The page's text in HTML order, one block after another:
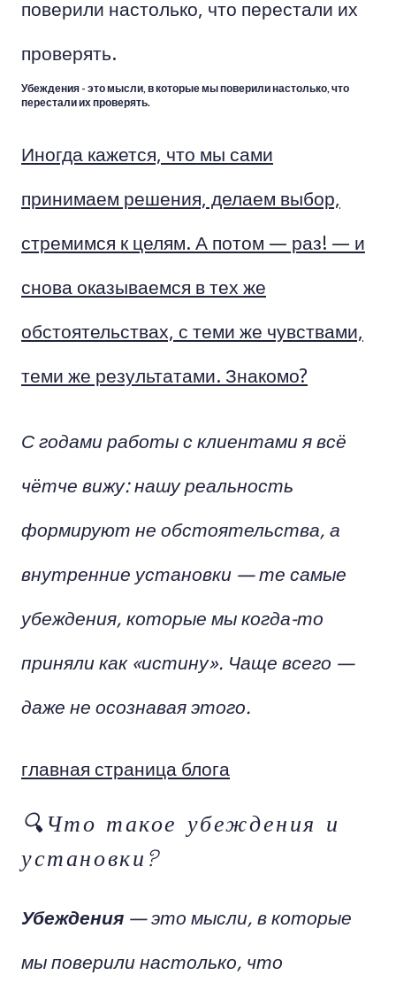
Убеждения - это мысли, в которые мы поверили настолько, что
перестали их проверять.
Иногда кажется, что мы сами
принимаем решения, делаем выбор,
стремимся к целям. А потом — раз! — и
снова оказываемся в тех же
обстоятельствах, с теми же чувствами,
теми же результатами. Знакомо?
С годами работы с клиентами я всё
чётче вижу: нашу реальность
формируют не обстоятельства, а
внутренние установки — те самые
убеждения, которые мы когда-то
приняли как «истину». Чаще всего —
даже не осознавая этого.
главная страница блога
🔍Что такое убеждения и
установки?
Убеждения — это мысли, в которые
мы поверили настолько, что